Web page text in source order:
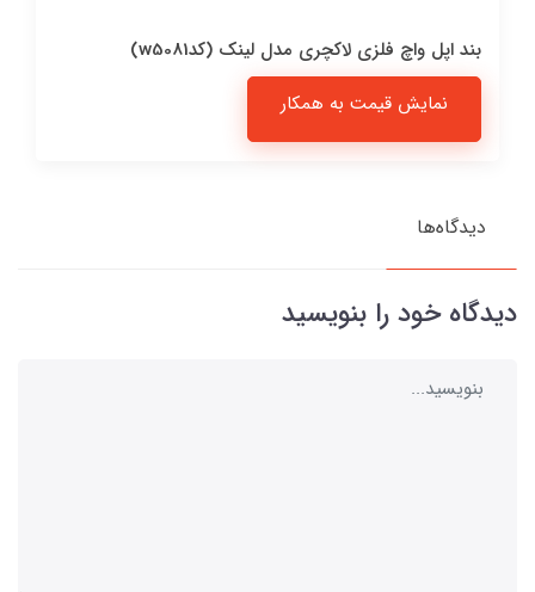
بند اپل واچ فلزی لاکچری مدل لینک (کدw5081)
نمایش قیمت به همکار
دیدگاه‌ها
دیدگاه خود را بنویسید